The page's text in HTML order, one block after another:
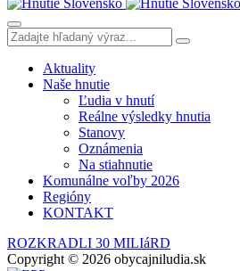
Aktuality
Naše hnutie
Ľudia v hnutí
Reálne výsledky hnutia
Stanovy
Oznámenia
Na stiahnutie
Komunálne voľby 2026
Regióny
KONTAKT
ROZKRADLI 30 MILIáRD
Copyright © 2026 obycajniludia.sk